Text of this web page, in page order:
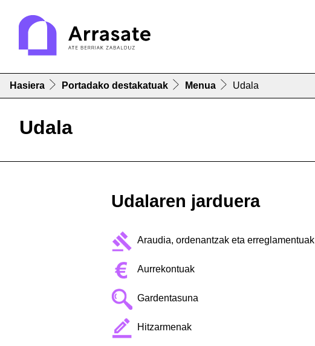
Hasiera Portadako destakatuak Menua Udala
Udala
Udalaren jarduera
Araudia, ordenantzak eta erreglamentuak
Aurrekontuak
Gardentasuna
Hitzarmenak